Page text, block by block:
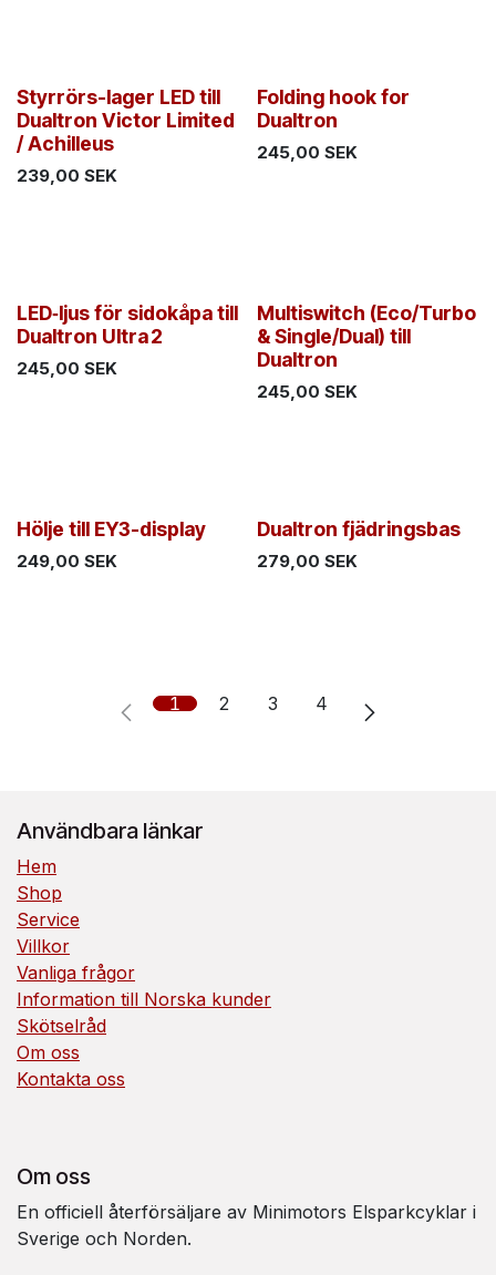
Styrrörs-lager LED till
Dualtron Victor Limited
/ Achilleus
239,00 SEK
Folding hook for
Dualtron
245,00 SEK
LED‑ljus för sidokåpa till
Dualtron Ultra 2
245,00 SEK
Multiswitch (Eco/Turbo
& Single/Dual) till
Dualtron
245,00 SEK
Hölje till EY3-display
249,00 SEK
Dualtron fjädringsbas
279,00 SEK
1 2 3 4
Användbara länkar
Hem
Shop
Service
Villkor
Vanliga frågor
Information till Norska kunder
Skötselråd
Om oss
Kontakta oss
Om oss
En officiell återförsäljare av Minimotors Elsparkcyklar i
Sverige och Norden.